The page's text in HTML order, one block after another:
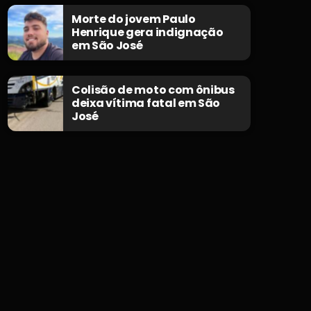
Morte do jovem Paulo
Henrique gera indignação
em São José
Colisão de moto com ônibus
deixa vítima fatal em São
José